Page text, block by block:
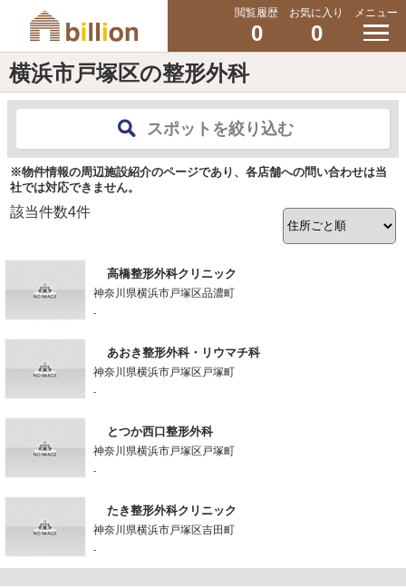
閲覧履歴
0
お気に入り
0
メニュー
横浜市戸塚区の整形外科
スポットを絞り込む
※物件情報の周辺施設紹介のページであり、各店舗への問い合わせは当
社では対応できません。
該当件数4件
高橋整形外科クリニック
神奈川県横浜市戸塚区品濃町
-
あおき整形外科・リウマチ科
神奈川県横浜市戸塚区戸塚町
-
とつか西口整形外科
神奈川県横浜市戸塚区戸塚町
-
たき整形外科クリニック
神奈川県横浜市戸塚区吉田町
-